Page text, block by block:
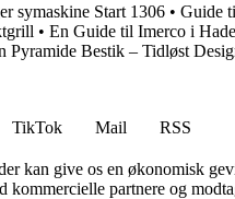
symaskine Start 1306 • Guide
• En Guide til Imerco i
Pyramide Bestik – Tidløst
TikTok Mail
RSS
kan give os en økonomisk
partnere og